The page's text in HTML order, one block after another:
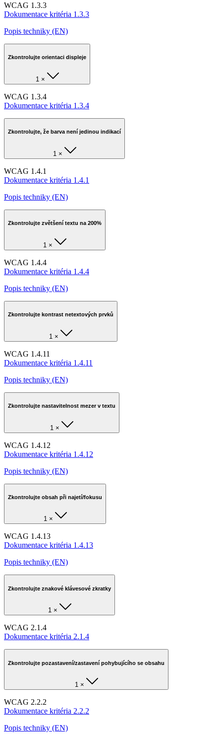
WCAG 1.3.3
Dokumentace kritéria 1.3.3
Popis techniky (EN)
Zkontrolujte orientaci displeje
1 ×
WCAG 1.3.4
Dokumentace kritéria 1.3.4
Zkontrolujte, že barva není jedinou indikací
1 ×
WCAG 1.4.1
Dokumentace kritéria 1.4.1
Popis techniky (EN)
Zkontrolujte zvětšení textu na 200%
1 ×
WCAG 1.4.4
Dokumentace kritéria 1.4.4
Popis techniky (EN)
Zkontrolujte kontrast netextových prvků
1 ×
WCAG 1.4.11
Dokumentace kritéria 1.4.11
Popis techniky (EN)
Zkontrolujte nastavitelnost mezer v textu
1 ×
WCAG 1.4.12
Dokumentace kritéria 1.4.12
Popis techniky (EN)
Zkontrolujte obsah při najetí/fokusu
1 ×
WCAG 1.4.13
Dokumentace kritéria 1.4.13
Popis techniky (EN)
Zkontrolujte znakové klávesové zkratky
1 ×
WCAG 2.1.4
Dokumentace kritéria 2.1.4
Zkontrolujte pozastavení/zastavení pohybujícího se obsahu
1 ×
WCAG 2.2.2
Dokumentace kritéria 2.2.2
Popis techniky (EN)